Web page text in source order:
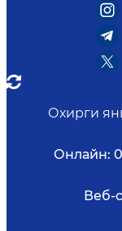
Охирги
Онлайн: 0
Веб-